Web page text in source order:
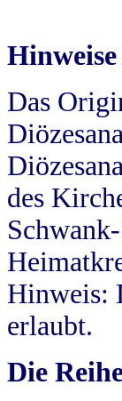
Das
des
Hinweis:
erlaubt.
Die